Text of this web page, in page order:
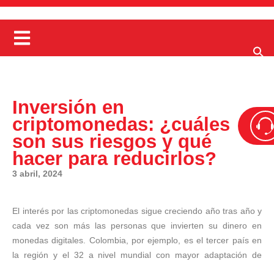
Inversión en
criptomonedas: ¿cuáles
son sus riesgos y qué
hacer para reducirlos?
3 abril, 2024
El interés por las criptomonedas sigue creciendo año tras año y
cada vez son más las personas que invierten su dinero en
monedas digitales. Colombia, por ejemplo, es el tercer país en
la región y el 32 a nivel mundial con mayor adaptación de